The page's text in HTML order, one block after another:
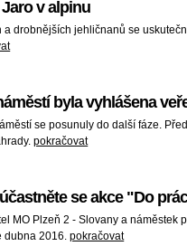
v alpinu
drobnějších jehličnanů se
byla vyhlášena
se posunuly do další fáze.
pokračovat
se akce "Do
MO Plzeň 2 - Slovany a
dubna 2016.pokračovat